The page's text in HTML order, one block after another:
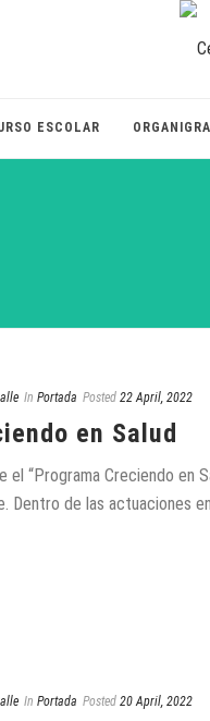
ESCOLAR
In Portada Posted 22 April, 2022
en Salud
el “Programa Creciendo
Dentro de las actuaciones
In Portada Posted 20 April, 2022